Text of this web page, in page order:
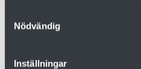
Nödvändig
Inställningar